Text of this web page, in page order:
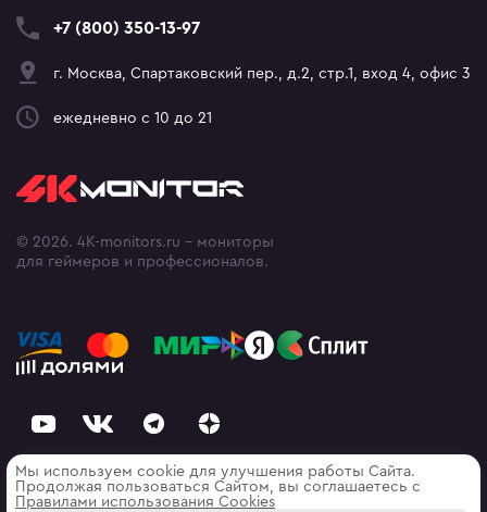
+7 (800) 350-13-97
г. Москва, Спартаковский пер., д.2, стр.1, вход 4, офис 3
ежедневно с 10 до 21
© 2026. 4K-monitors.ru - мониторы
для геймеров и профессионалов.
Мы используем cookie для улучшения работы Сайта.
Продолжая пользоваться Сайтом, вы соглашаетесь с
Правилами использования Cооkies